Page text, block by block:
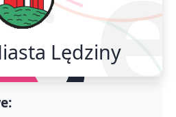
Lędziny